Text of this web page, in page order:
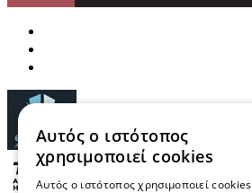
Αυτός ο ιστότοπος
χρησιμοποιεί cookies
Αυτός ο ιστότοπος χρησιμοποιεί cookies